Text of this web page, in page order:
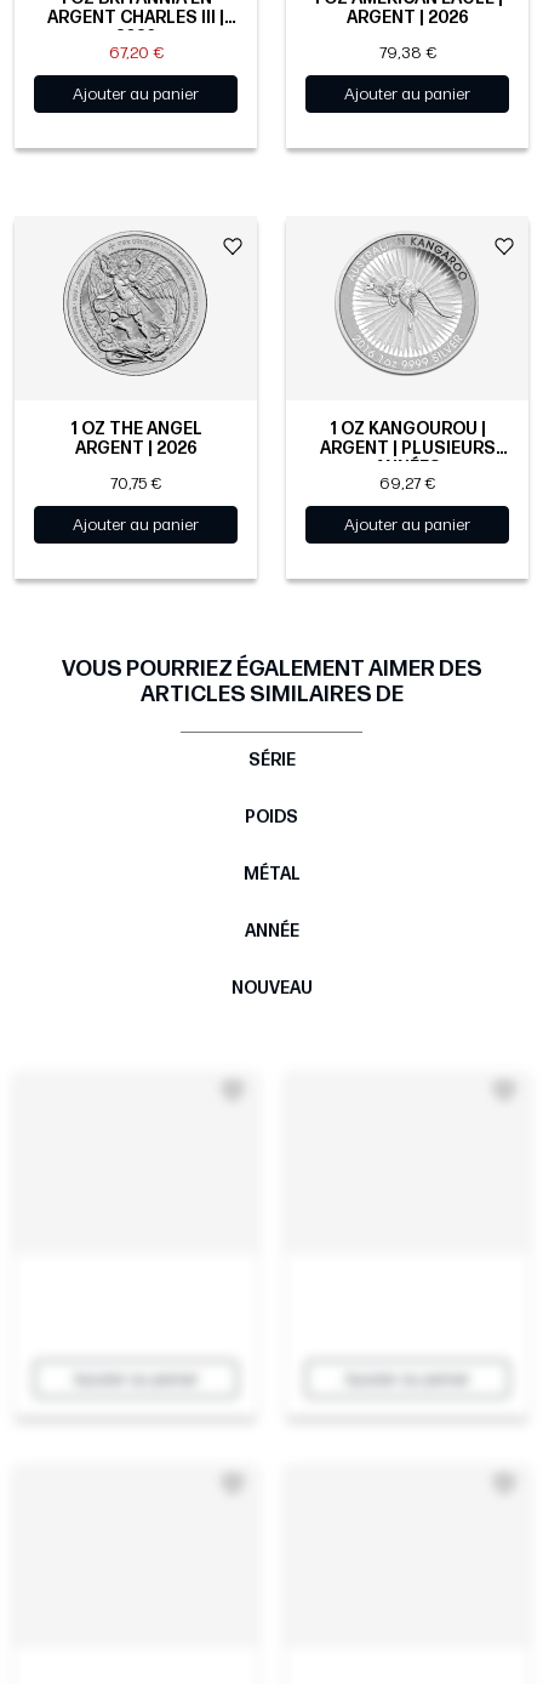
ARGENT CHARLES III |
2026
67,20 €
Ajouter au panier
ARGENT | 2026
79,38 €
Ajouter au panier
1 OZ THE ANGEL
ARGENT | 2026
70,75 €
Ajouter au panier
1 OZ KANGOUROU |
ARGENT | PLUSIEURS
ANNÉES
69,27 €
Ajouter au panier
VOUS POURRIEZ ÉGALEMENT AIMER DES
ARTICLES SIMILAIRES DE
SÉRIE
POIDS
MÉTAL
ANNÉE
NOUVEAU